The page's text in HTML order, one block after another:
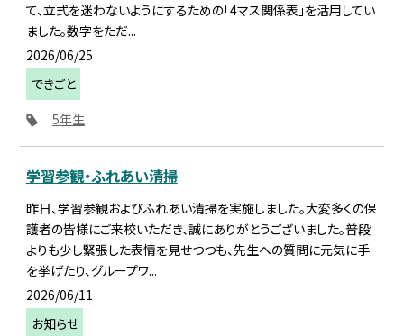
て、立式を迷わないようにするための「4マス関係表」を活用してい
ました。数字をただ...
2026/06/25
できごと
5年生
学習参観・ふれあい清掃
昨日、学習参観およびふれあい清掃を実施しました。大変多くの保
護者の皆様にご来校いただき、誠にありがとうございました。普段
よりも少し緊張した表情を見せつつも、先生への質問に元気に手
を挙げたり、グループワ...
2026/06/11
お知らせ